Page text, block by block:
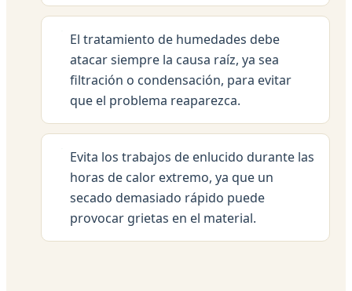
El tratamiento de humedades debe
atacar siempre la causa raíz, ya sea
filtración o condensación, para evitar
que el problema reaparezca.
Evita los trabajos de enlucido durante las
horas de calor extremo, ya que un
secado demasiado rápido puede
provocar grietas en el material.